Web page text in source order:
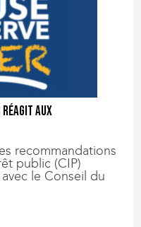
réagit aux
recommandations
public (CIP)
le Conseil du